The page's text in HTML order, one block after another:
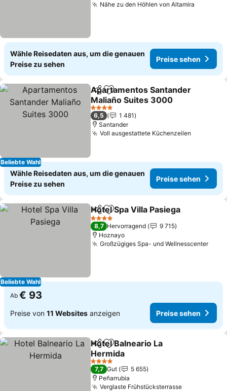
Nähe zu den Höhlen von Altamira
Wähle Reisedaten aus, um die genauen
Preise zu sehen
Preise sehen
Beliebte Wahl
TeilenZu Favoriten hinzufügen
Apartamentos Santander
Maliaño Suites 3000
4 Sterne
6,5
1 481
Santander
Voll ausgestattete Küchenzeilen
Wähle Reisedaten aus, um die genauen
Preise zu sehen
Preise sehen
Beliebte Wahl
TeilenZu Favoriten hinzufügen
Hotel Spa Villa Pasiega
4 Sterne
8,7 Hervorragend
9 715
Hoznayo
Großzügiges Spa- und Wellnesscenter
Ab € 93
Preise von 11 Websites anzeigen Preise sehen
TeilenZu Favoriten hinzufügen
Hotel Balneario La
Hermida
4 Sterne
7,7 Gut
5 655
Peñarrubia
Verglaste Frühstücksterrasse